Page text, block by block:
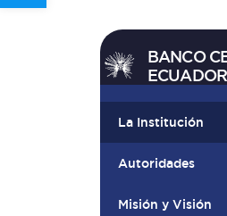
BANCO
ECUADOR
La Institución
Autoridades
Misión y Visión